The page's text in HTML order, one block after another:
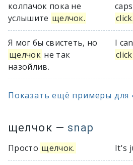
колпачок пока не
услышите щелчок.
click.
Я мог бы свистеть, но
щелчок не так
назойлив.
I
Показать ещё примеры для
щелчок — snap
Просто щелчок. It's